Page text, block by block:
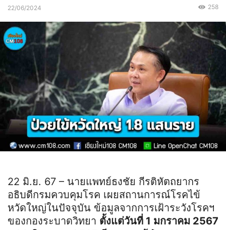
22/06/2024 258
22 มิ.ย. 67 – นายแพทย์ธงชัย กีรติหัตถยากร
อธิบดีกรมควบคุมโรค เผยสถานการณ์โรคไข้
หวัดใหญ่ในปัจจุบัน ข้อมูลจากการเฝ้าระวังโรคฯ
ของกองระบาดวิทยา ตั้งแต่วันที่ 1 มกราคม 2567